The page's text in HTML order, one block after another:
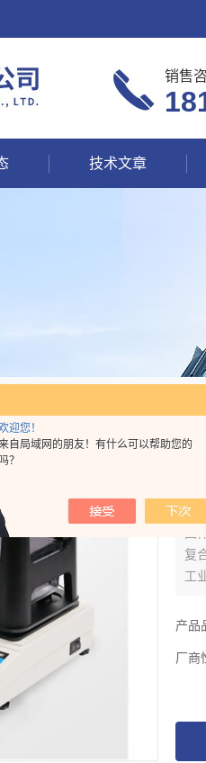
迎您！
自局域网的朋友！有什么可以帮助您的
？
销售
技术文章
>固体密度计> 固体密度测量仪
复
工
产品
厂商